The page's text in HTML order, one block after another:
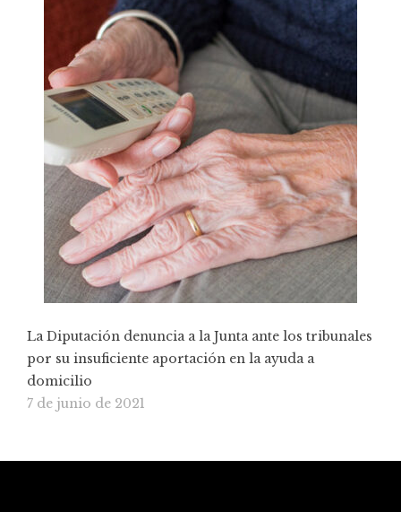
La Diputación denuncia a la Junta ante los tribunales
por su insuficiente aportación en la ayuda a
domicilio
7 de junio de 2021